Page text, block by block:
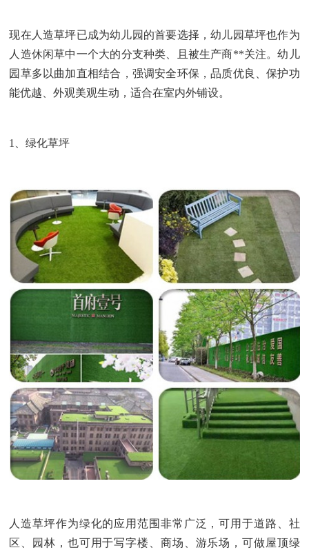
现在人造草坪已成为幼儿园 的首要选择，幼儿园草坪也作为
人造休闲草中一个大的分支种类 、且 被生产商**关注。幼儿
园草多以曲加直相结合，强调安全环保，品质优良
、保护功
能优越、外观美观生动 ，适合在室内外铺设。
1、绿化草坪
人造草坪作为绿化的应用范围非常广泛，可用于道路、社
区、园林，也可用于写字楼、商场、游乐场，可做屋顶绿